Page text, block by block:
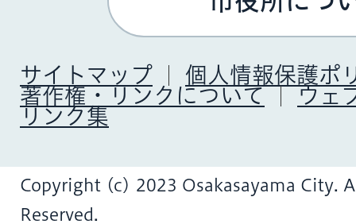
サイトマップ
個人情報保護ポ
著作権・リンクについて
ウェ
リンク集
Copyright (c) 2023 Osakasayama City.
Reserved.